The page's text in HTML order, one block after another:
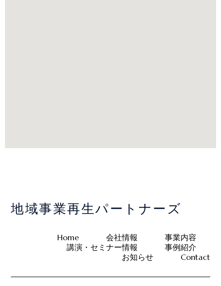
地域事業再生パートナーズ
Home 会社情報
事業内容
講演・セミナー情報
事例紹介
お知らせ
Contact